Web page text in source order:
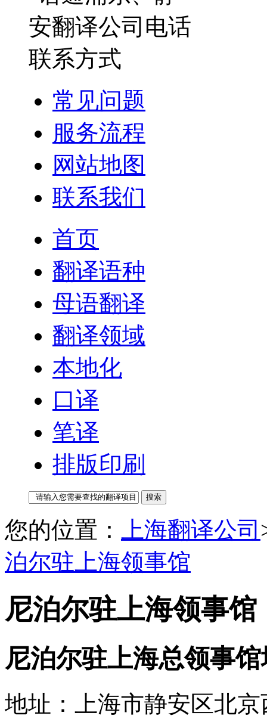
常见问题
服务流程
网站地图
联系我们
首页
翻译语种
母语翻译
翻译领域
本地化
口译
笔译
排版印刷
您的位置： 上海翻译公司
泊尔驻上海领事馆
尼泊尔驻上海领事馆
尼泊尔驻上海总领事
地址：上海市静安区北京